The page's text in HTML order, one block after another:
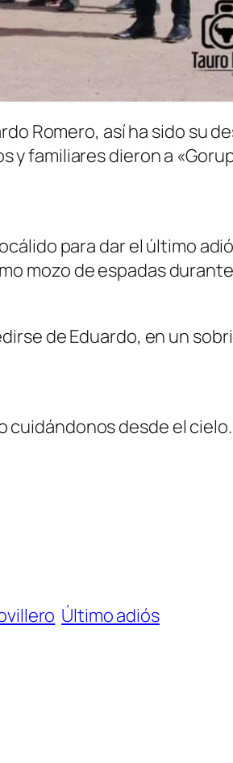
Romero, así ha sido su
familiares dieron a
para dar el último
mozo de espadas
de Eduardo, en un
desde el
Último adiós